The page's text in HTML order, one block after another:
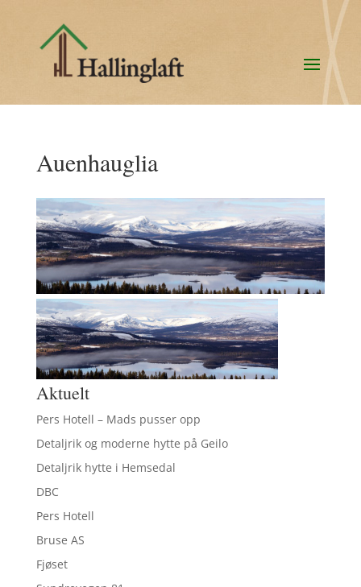
Auenhauglia
Aktuelt
Pers Hotell – Mads pusser opp
Detaljrik og moderne hytte på Geilo
Detaljrik hytte i Hemsedal
DBC
Pers Hotell
Bruse AS
Fjøset